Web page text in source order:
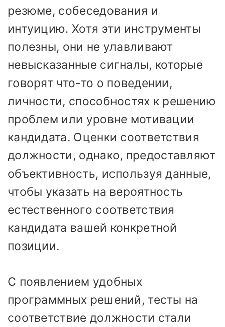
резюме, собеседования и
интуицию. Хотя эти инструменты
полезны, они не улавливают
невысказанные сигналы, которые
говорят что-то о поведении,
личности, способностях к решению
проблем или уровне мотивации
кандидата. Оценки соответствия
должности, однако, предоставляют
объективность, используя данные,
чтобы указать на вероятность
естественного соответствия
кандидата вашей конкретной
позиции.
С появлением удобных
программных решений, тесты на
соответствие должности стали